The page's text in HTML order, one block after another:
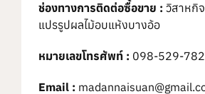
ช่องทางการติดต่อซื้อขาย : วิสาหกิ
แปรรูปผลไม้อบแห้งบางอ้อ
หมายเลขโทรศัพท์ : 098-529-
Email :